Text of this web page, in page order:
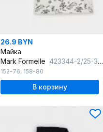
26.9 BYN
Майка
Mark Formelle 423344-2/25-36783П-0 граффити_на_молочном_бежевый
152-76, 158-80
В корзину